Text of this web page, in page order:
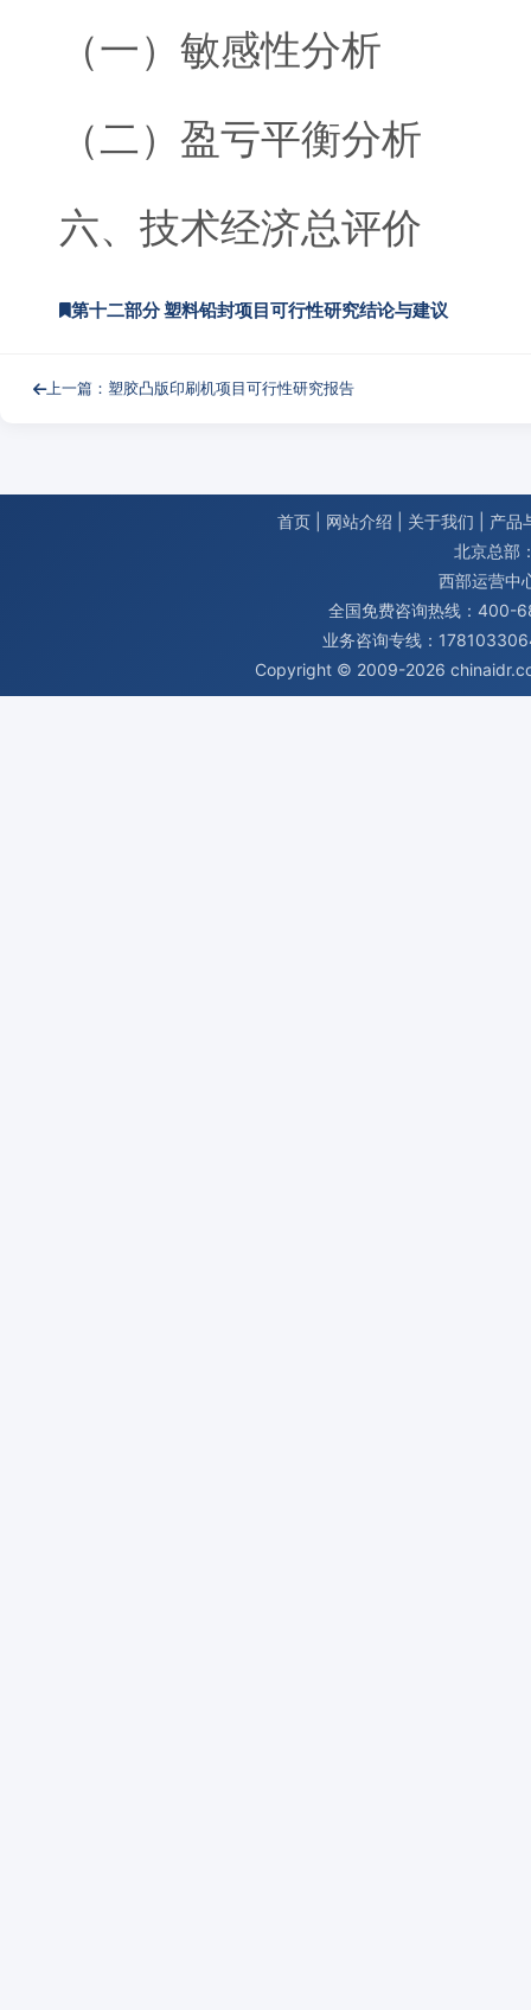
（一）敏感性分析
（二）盈亏平衡分析
六、技术经济总评价
第十二部分 塑料铅封项目可行性研究结论与建议
上一篇：塑胶凸版印刷机项目可行性研究报告
首页 网站介绍 关于我们
产品
北京总部
西部运营中
全国免费咨询热线：400-
业务咨询专线：
Copyright © 2009-2026